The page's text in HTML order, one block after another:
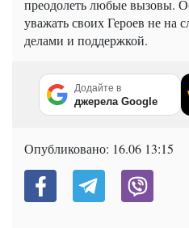
преодолеть любые вызовы.
уважать своих Героев не на
делами и поддержкой.
Додайте в
джерела Google
Опубликовано: 16.06 13:15